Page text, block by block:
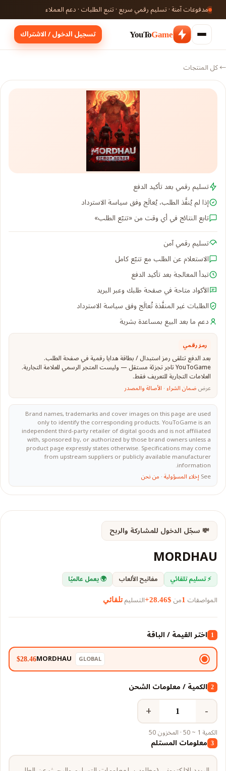
مدفوعات آمنة · تسليم رقمي سريع · تتبع الطلبات · دعم العملاء
YouToGame تسجيل الدخول / الاشتراك
← كل المنتجات
تسليم رقمي بعد تأكيد الدفع
إذا لم يُنفَّذ الطلب، يُعالَج وفق سياسة الاسترداد
تابع النتائج في أي وقت من «تتبّع الطلب»
تسليم رقمي آمن
الاستعلام عن الطلب مع تتبّع كامل
تبدأ المعالجة بعد تأكيد الدفع
الأكواد متاحة في صفحة طلبك وعبر البريد
الطلبات غير المنفَّذة تُعالَج وفق سياسة الاسترداد
دعم ما بعد البيع بمساعدة بشرية
رمز رقمي
بعد الدفع تتلقى رمز استبدال / بطاقة هدايا رقمية في صفحة الطلب.
YouToGame تاجر تجزئة مستقل — وليست المتجر الرسمي للعلامة التجارية.
العلامات التجارية للتعريف فقط.
عرضضمان الشراء· الأصالة والمصدر
Brand names, trademarks and cover images on this page are used
only to identify the corresponding products. YouToGame is an
independent third-party retailer of digital goods and is not affiliated
with, sponsored by, or authorized by those brand owners unless a
product page expressly states otherwise. Specifications may come
from upstream suppliers or publicly available manufacturer
information.
See إخلاء المسؤولية· من نحن
💸 سجّل الدخول للمشاركة والربح
MORDHAU
⚡ تسليم تلقائي مفاتيح الألعاب 🌍 يعمل عالميًا
المواصفات 1من $28.46+ التسليمتلقائي
1 اختر القيمة / الباقة
MORDHAU GLOBAL
$28.46
2 الكمية / معلومات الشحن
−
+
الكمية 1 ~ 50 · المخزون 50
3 معلومات المستلم